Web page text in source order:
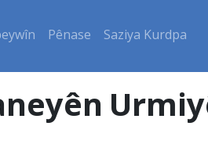
Pênase Saziya Kurdpa